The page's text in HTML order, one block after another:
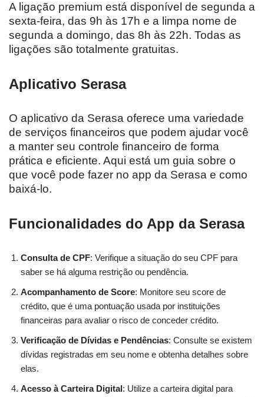
A ligação premium está disponível de segunda a
sexta-feira, das 9h às 17h e a limpa nome de
segunda a domingo, das 8h às 22h. Todas as
ligações são totalmente gratuitas.
Aplicativo Serasa
O aplicativo da Serasa oferece uma variedade
de serviços financeiros que podem ajudar você
a manter seu controle financeiro de forma
prática e eficiente. Aqui está um guia sobre o
que você pode fazer no app da Serasa e como
baixá-lo.
Funcionalidades do App da Serasa
Consulta de CPF: Verifique a situação do seu CPF para
saber se há alguma restrição ou pendência.
Acompanhamento de Score: Monitore seu score de
crédito, que é uma pontuação usada por instituições
financeiras para avaliar o risco de conceder crédito.
Verificação de Dívidas e Pendências: Consulte se existem
dívidas registradas em seu nome e obtenha detalhes sobre
elas.
Acesso à Carteira Digital: Utilize a carteira digital para